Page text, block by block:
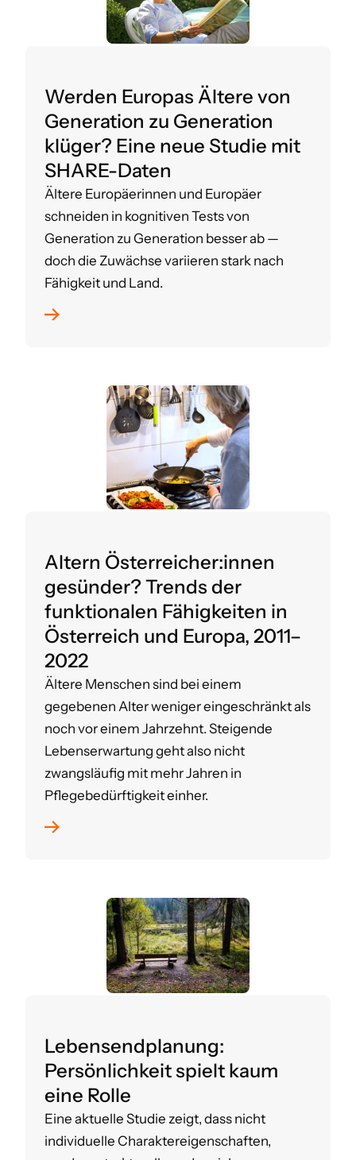
Werden Europas Ältere von
Generation zu Generation
klüger? Eine neue Studie mit
SHARE-Daten
Ältere Europäerinnen und Europäer
schneiden in kognitiven Tests von
Generation zu Generation besser ab —
doch die Zuwächse variieren stark nach
Fähigkeit und Land.
Altern Österreicher:innen
gesünder? Trends der
funktionalen Fähigkeiten in
Österreich und Europa, 2011–
2022
Ältere Menschen sind bei einem
gegebenen Alter weniger eingeschränkt als
noch vor einem Jahrzehnt. Steigende
Lebenserwartung geht also nicht
zwangsläufig mit mehr Jahren in
Pflegebedürftigkeit einher.
Lebensendplanung:
Persönlichkeit spielt kaum
eine Rolle
Eine aktuelle Studie zeigt, dass nicht
individuelle Charaktereigenschaften,